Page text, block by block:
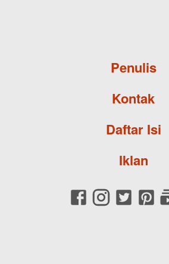
Penulis
Kontak
Daftar Isi
Iklan